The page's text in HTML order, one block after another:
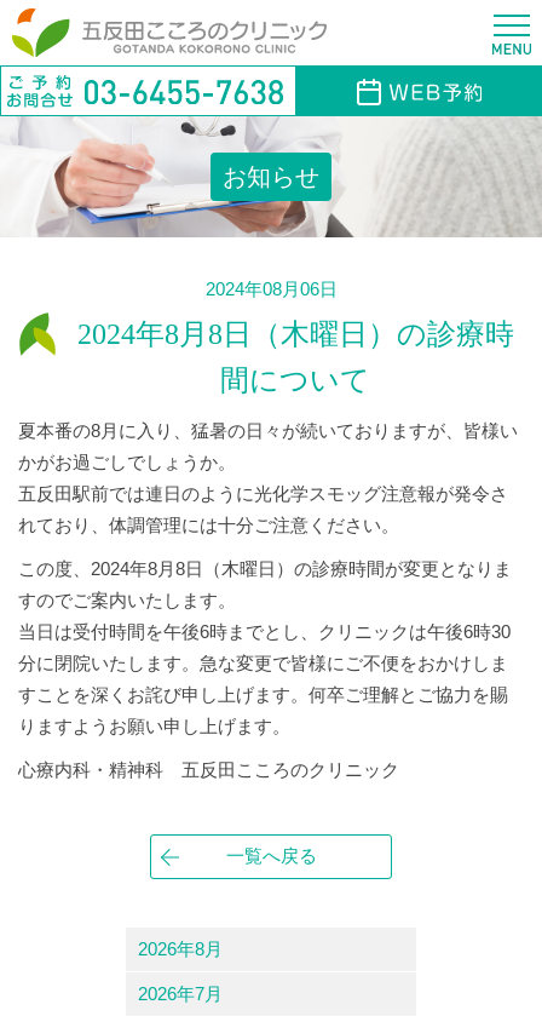
お知らせ
2024年08月06日
2024年8月8日（木曜日）の診療時
間について
夏本番の8月に入り、猛暑の日々が続いておりますが、皆様い
かがお過ごしでしょうか。
五反田駅前では連日のように光化学スモッグ注意報が発令さ
れており、体調管理には十分ご注意ください。
この度、2024年8月8日（木曜日）の診療時間が変更となりま
すのでご案内いたします。
当日は受付時間を午後6時までとし、クリニックは午後6時30
分に閉院いたします。急な変更で皆様にご不便をおかけしま
すことを深くお詫び申し上げます。何卒ご理解とご協力を賜
りますようお願い申し上げます。
心療内科・精神科 五反田こころのクリニック
一覧へ戻る
2026年8月
2026年7月